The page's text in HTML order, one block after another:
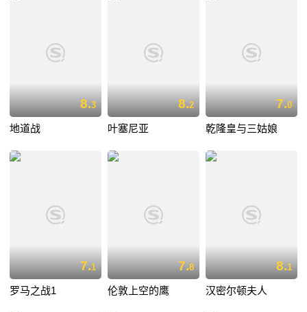
8.3
地道战
8.2
叶塞尼亚
7.0
乾隆皇与三姑娘
7.1
罗马之战1
7.8
伦敦上空的鹰
8.1
汉密尔顿夫人